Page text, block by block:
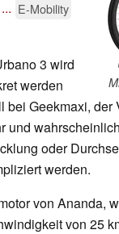
... E-Mobility
3 wird
werden
bei Geekmaxi, der
und
oder
werden.
von Ananda,
von 25